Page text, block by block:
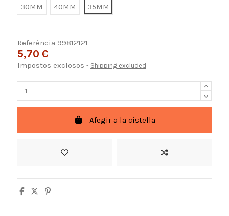
30MM
40MM 35MM
Referència 99812121
5,70 €
Impostos exclosos Shipping excluded
Afegir a la cistella